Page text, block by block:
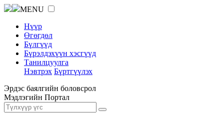
MENU
Нүүр
Өгөгдөл
Бүлгүүд
Бүрэлдэхүүн хэсгүүд
Танилцуулга
Нэвтрэх Бүртгүүлэх
Эрдэс баялгийн боловсрол
Мэдлэгийн Портал